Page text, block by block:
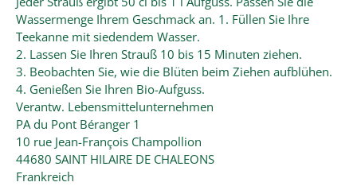
Wassermenge Ihrem Geschmack an. 1. Füllen Sie Ihre
Teekanne mit siedendem Wasser.
2. Lassen Sie Ihren Strauß 10 bis 15 Minuten ziehen.
3. Beobachten Sie, wie die Blüten beim Ziehen aufblühen.
4. Genießen Sie Ihren Bio-Aufguss.
Verantw. Lebensmittelunternehmen
PA du Pont Béranger 1
10 rue Jean-François Champollion
44680 SAINT HILAIRE DE CHALEONS
Frankreich